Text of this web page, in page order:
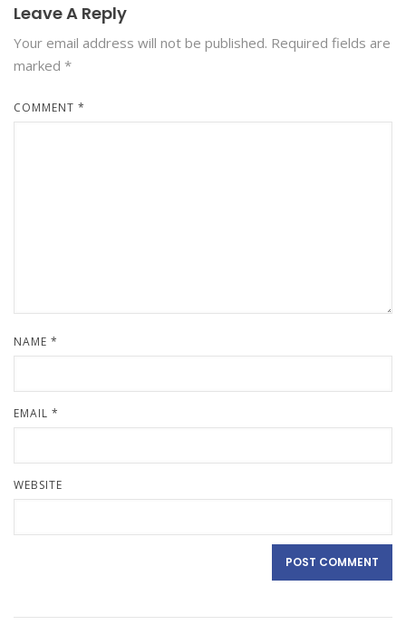
Leave A Reply
Your email address will not be published. Required fields are
marked *
COMMENT *
NAME *
EMAIL *
WEBSITE